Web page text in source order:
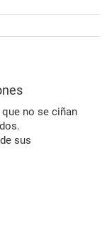
no se ciñan
sus